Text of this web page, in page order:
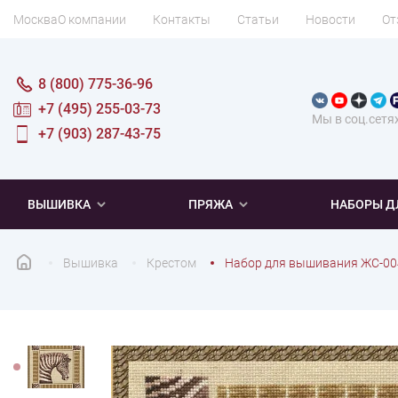
МоскваО компании Контакты Статьи Новости
Мы в
8 (800) 775-36-96
+7 (495) 255-03-73
+7 (903) 287-43-75
ВЫШИВКА ПРЯЖА НАБОРЫ
Вышивка Крестом Набор для вышивания ЖС-